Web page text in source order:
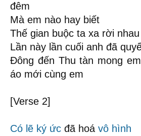
đêm
Mà em nào hay biết
Thế gian buộc ta xa rời
Lần này lần cuối anh đã
Đông đến Thu tàn mong
áo mới cùng em
[Verse 2]
Có lẽ ký ức đã hoá vô hình